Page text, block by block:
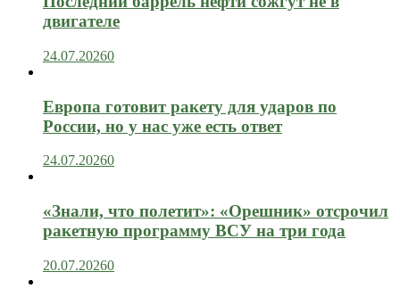
двигателе
24.07.20260
Европа готовит ракету для ударов по
России, но у нас уже есть ответ
24.07.20260
«Знали, что полетит»: «Орешник» отсрочил
ракетную программу ВСУ на три года
20.07.20260